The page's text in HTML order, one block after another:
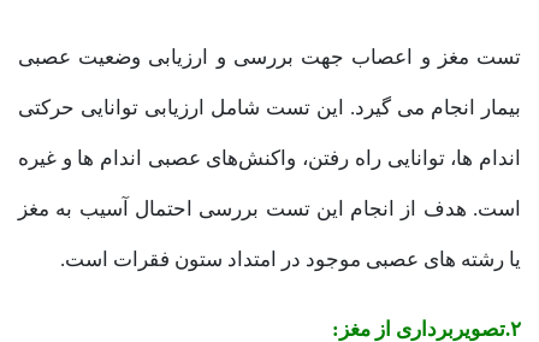
تست مغز و اعصاب جهت بررسی و ارزیابی وضعیت عصبی
بیمار انجام می گیرد. این تست شامل ارزیابی توانایی حرکتی
اندام ها، توانایی راه رفتن، واکنش‌های عصبی اندام ها و غیره
است. هدف از انجام این تست بررسی احتمال آسیب به مغز
یا رشته های عصبی موجود در امتداد ستون فقرات است.
۲.تصویربرداری از مغز: